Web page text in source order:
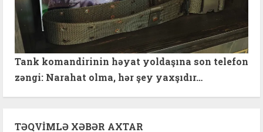
Tank komandirinin həyat yoldaşına son telefon
zəngi: Narahat olma, hər şey yaxşıdır…
TƏQVIMLƏ XƏBƏR AXTAR